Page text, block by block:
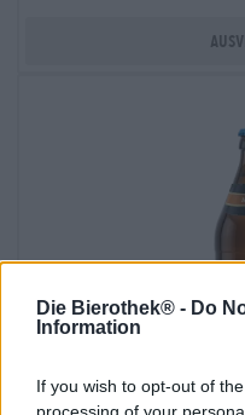
Die Bierothek® - Do
Information
If you wish to opt-out of
processing of your